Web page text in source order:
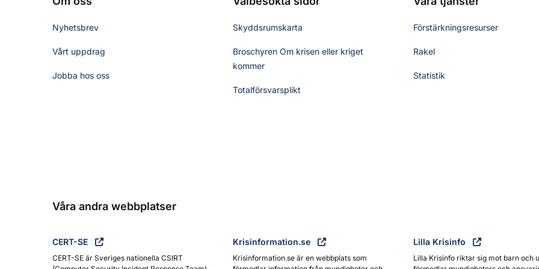
Nyhetsbrev
Vårt uppdrag
Jobba hos oss
Skyddsrumskarta
Broschyren Om krisen eller kriget
kommer
Totalförsvarsplikt
Förstärkningsresurser
Rakel
Statistik
Våra andra webbplatser
CERT-SE
CERT-SE är Sveriges nationella CSIRT
Krisinformation.se
Krisinformation.se är en webbplats som
Lilla Krisinfo
Lilla Krisinfo riktar sig mot barn och